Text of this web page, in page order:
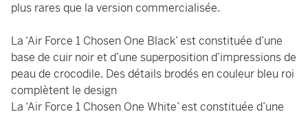
plus rares que la version commercialisée.
La ‘Air Force 1 Chosen One Black’ est constituée d’une
base de cuir noir et d’une superposition d’impressions de
peau de crocodile. Des détails brodés en couleur bleu roi
complètent le design
La ‘Air Force 1 Chosen One White’ est constituée d’une